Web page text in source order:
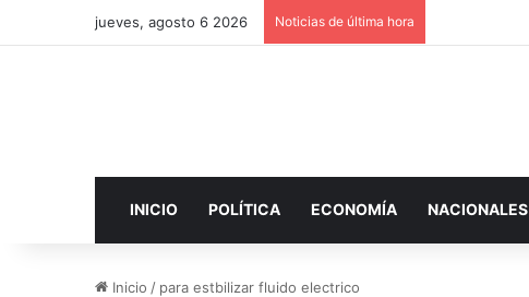
jueves, agosto 6 2026 Noticias de última hora
INICIO POLÍTICA ECONOMÍA NACIONALES
Inicio / para estbilizar fluido electrico